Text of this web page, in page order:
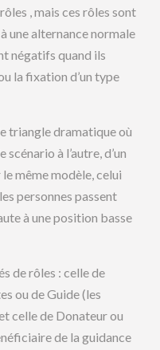
, mais ces rôles sont
une alternance normale
négatifs quand ils
la fixation d’un type
triangle dramatique où
scénario à l’autre, d’un
même modèle, celui
personnes passent
à une position basse
de rôles : celle de
ou de Guide (les
celle de Donateur ou
de la guidance